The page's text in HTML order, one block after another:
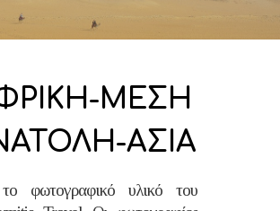
ΜΕΣΗ
ΑΣΙΑ
το φωτογραφικό υλικό του